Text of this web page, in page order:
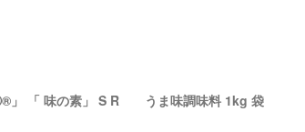
」 「 味の素」 S R うま味調味料 1kg 袋